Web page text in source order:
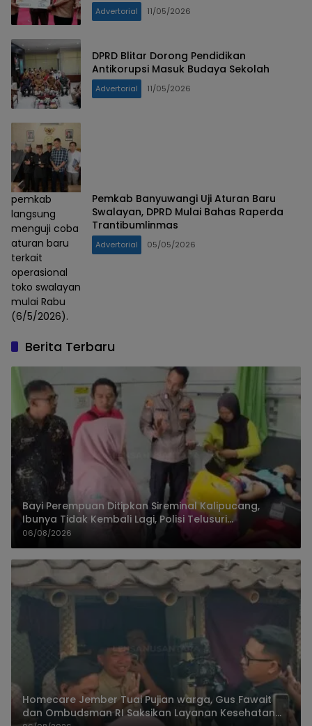
Advertorial 11/05/2026
DPRD Blitar Dorong Pendidikan
Antikorupsi Masuk Budaya Sekolah
Advertorial 11/05/2026
pemkab
langsung
menguji coba
aturan baru
terkait
operasional
toko swalayan
mulai Rabu
(6/5/2026).
Pemkab Banyuwangi Uji Aturan Baru
Swalayan, DPRD Mulai Bahas Raperda
Trantibumlinmas
Advertorial 05/05/2026
Berita Terbaru
Bayi Perempuan Ditipkan Sireminal Kalipucang,
Ibunya Tidak Kembali Lagi, Polisi Telusuri
Keberadaan Orang Tua
06/08/2026
Homecare Jember Tuai Pujian warga, Gus Fawait
dan Ombudsman RI Saksikan Layanan Kesehatan